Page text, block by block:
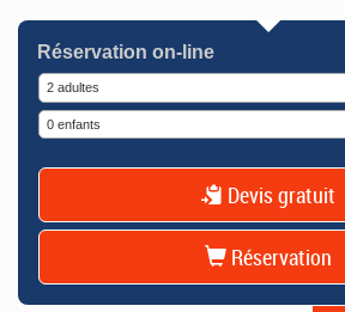
Réservation on-line
2 adultes
0 enfants
Devis gratuit
Réservation